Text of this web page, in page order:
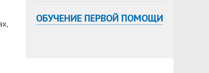
ОБУЧЕНИЕ ПЕРВОЙ ПОМОЩИ